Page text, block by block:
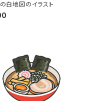
白地図のイラスト